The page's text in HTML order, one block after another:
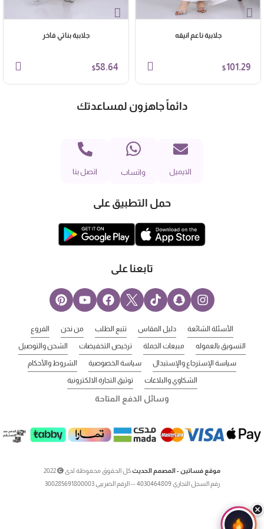
جلابية ناعم انيقه
$101.29
جلابية بناتي فاخر
$58.64
دائماً جاهزون لمساعدتك
الايميل واتساب اتصل بنا
حمل التطبيق على
تابعنا على
الأسئلة الشائعة دليل المقاس تتبع الطلب من نحن الفروع
التسويق بالعموله مبيعات الجملة ترخيص التخفيضات الشحن والتوصيل
سياسة الإسترجاع والإستبدال سياسة الخصوصية الشروط والأحكام
الشكاوي والبلاغات توثيق التجارة الالكترونية
وسائل الدفع المتاحة
موقع فساتين - المصمم الحديثكل الحقوق محفوظة لدى
2022
رقم السجل التجاري 4030464809 -- الرقم الضريبي 300285691800003